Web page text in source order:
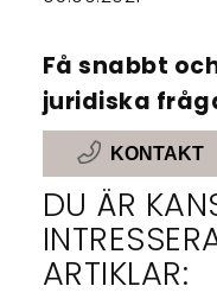
Få snabbt
juridiska
KONTAKT
DU ÄR
ARTIKLAR: